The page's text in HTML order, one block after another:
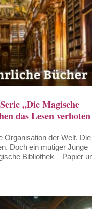
„Die Magische
das Lesen verboten
Organisation der Welt. Die
Doch ein mutiger Junge
Bibliothek – Papier und